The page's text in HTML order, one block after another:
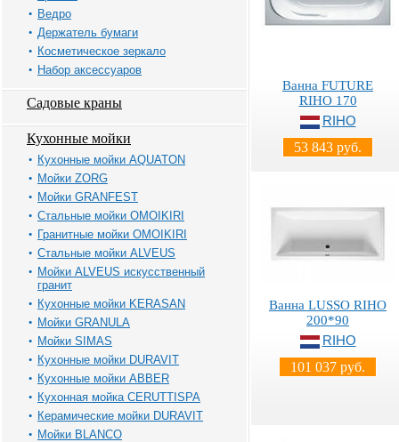
Ведро
Держатель бумаги
Косметическое зеркало
Набор аксессуаров
Садовые краны
Кухонные мойки
Кухонные мойки AQUATON
Мойки ZORG
Мойки GRANFEST
Стальные мойки OMOIKIRI
Гранитные мойки OMOIKIRI
Стальные мойки ALVEUS
Мойки ALVEUS искусственный
гранит
Кухонные мойки KERASAN
Мойки GRANULA
Мойки SIMAS
Кухонные мойки DURAVIT
Кухонные мойки ABBER
Кухонная мойка CERUTTISPA
Керамические мойки DURAVIT
Мойки BLANCO
Ванна FUTURE
RIHO 170
RIHO
53 843 руб.
Ванна LUSSO RIHO
200*90
RIHO
101 037 руб.